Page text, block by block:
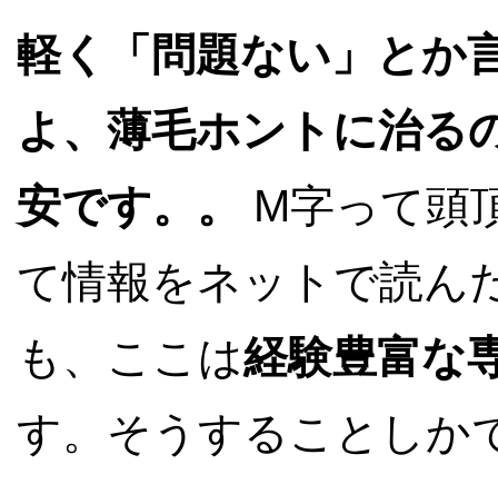
軽く「問題ない」とか
よ、薄毛ホントに治る
安です。。
M字って頭
て情報をネットで読ん
も、ここは経験豊富な
す。そうすることしか